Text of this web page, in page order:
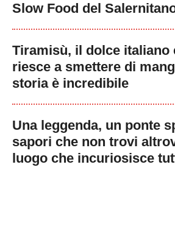
Slow Food del
Tiramisù, il dolce italiano
riesce a smettere di
storia è incredibile
Una leggenda, un ponte
sapori che non trovi
luogo che incuriosisce